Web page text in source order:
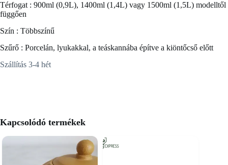
Térfogat : 900ml (0,9L), 1400ml (1,4L) vagy 1500ml (1,5L) modelltől
függően
Szín : Többszínű
Szűrő : Porcelán, lyukakkal, a teáskannába építve a kiöntőcső előtt
Szállítás 3-4 hét
Kapcsolódó termékek